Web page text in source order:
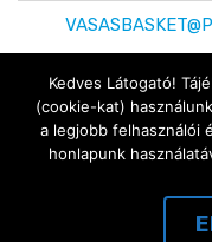
Kedves Látogató!
(cookie-kat)
a legjobb felhasználói
honlapunk